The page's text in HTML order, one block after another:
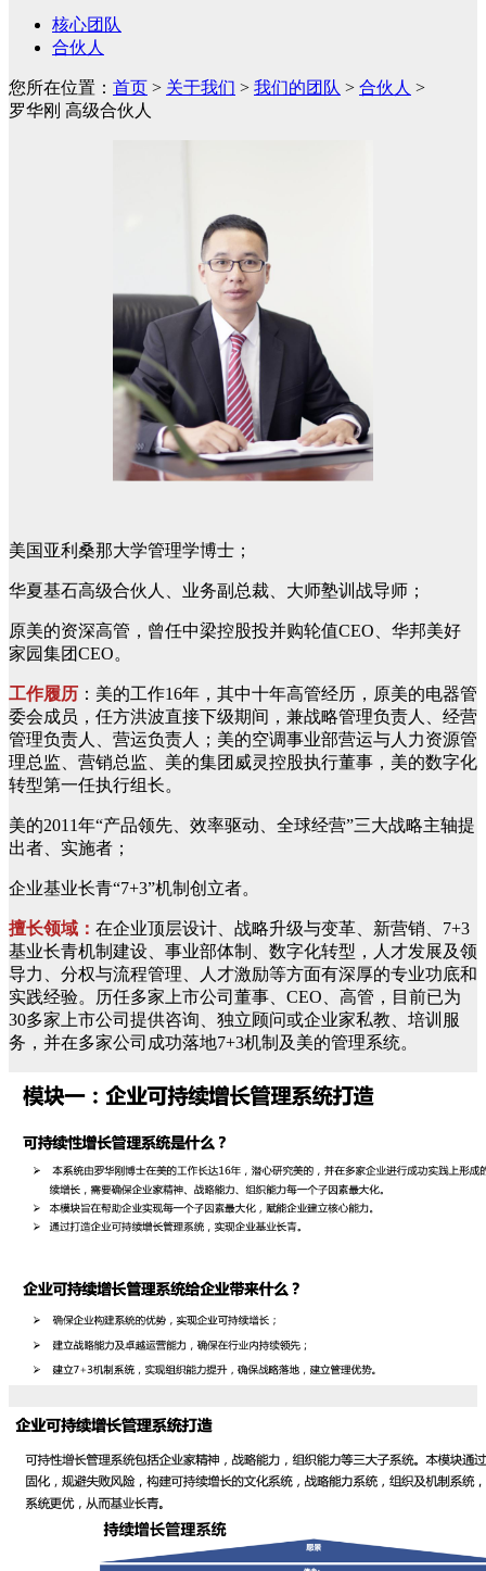
核心团队
合伙人
您所在位置： 首页 > 关于我们 > 我们的团队 > 合伙人 >
罗华刚 高级合伙人
美国亚利桑那大学管理学博士；
华夏基石高级合伙人、业务副总裁、大师塾训战导师；
原美的资深高管，曾任中梁控股投并购轮值CEO、华邦美好
家园集团CEO。
工作履历 ：美的工作16年，其中十年高管经历，原美的电器管
委会成员，任方洪波直接下级期间，兼战略管理负责人、经营
管理负责人、营运负责人；美的空调事业部营运与人力资源管
理总监、营销总监、美的集团威灵控股执行董事，美的数字化
转型第一任执行组长。
美的2011年“产品领先、效率驱动、全球经营”三大战略主轴提
出者、实施者；
企业基业长青“7+3”机制创立者。
擅长领域： 在企业顶层设计、战略升级与变革、新营销、7+3
基业长青机制建设、事业部体制、数字化转型，人才发展及领
导力、分权与流程管理、人才激励等方面有深厚的专业功底和
实践经验。历任多家上市公司董事、CEO、高管，目前已为
30多家上市公司提供咨询、独立顾问或企业家私教、培训服
务，并在多家公司成功落地7+3机制及美的管理系统。